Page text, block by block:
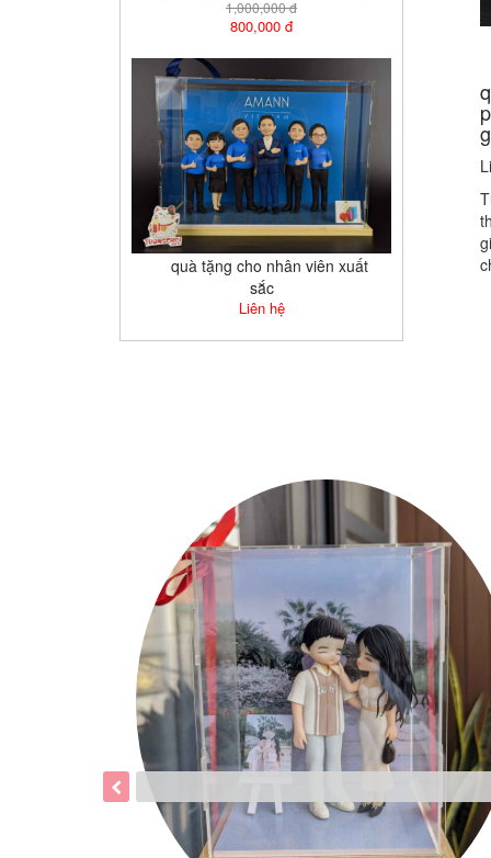
1,000,000 đ
800,000 đ
quà tặng cho nhân viên xuất
sắc
Liên hệ